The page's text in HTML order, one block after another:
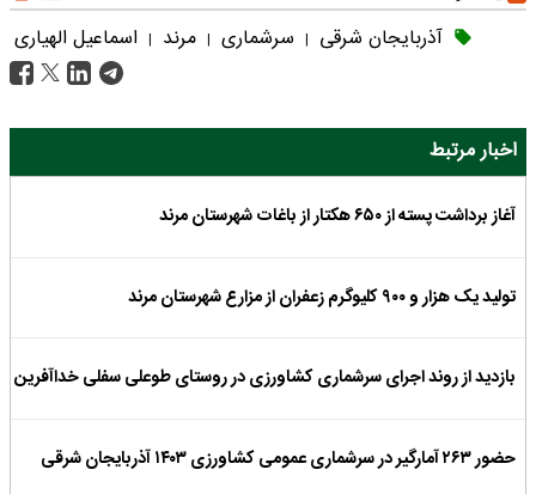
آذربایجان شرقی | سرشماری | مرند | اسماعیل الهیاری
اخبار مرتبط
آغاز برداشت پسته از ۶۵۰ هکتار از باغات شهرستان مرند
تولید یک هزار و ۹۰۰ کلیوگرم زعفران از مزارع شهرستان مرند
بازدید از روند اجرای سرشماری کشاورزی در روستای طوعلی سفلی خداآفرین
حضور ۲۶۳ آمارگیر در سرشماری عمومی کشاورزی ۱۴۰۳ آذربایجان شرقی